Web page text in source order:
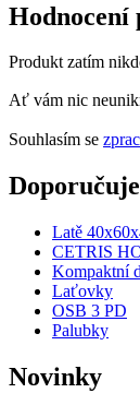
Hodnocení
Produkt zatím
Ať vám nic
Souhlasím se
Latě
CETRIS
Kompaktní
Laťovky
OSB 3 PD
Palubky
Novinky